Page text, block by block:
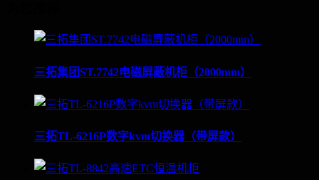
三拓集团ST.7742电磁屏蔽机柜（2000mm）
三拓TL-6216P数字kvm切换器（带屏款）